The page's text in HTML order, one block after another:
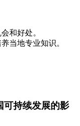
和好处。
当地专业知识。
可持续发展的影